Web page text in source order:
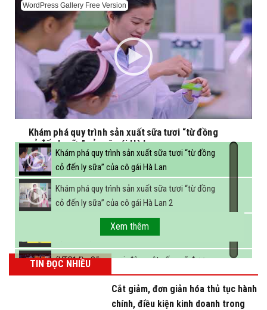
WordPress Gallery Free Version
Khám phá quy trình sản xuất sữa tươi “từ đồng
cỏ đến ly sữa” của cô gái Hà Lan
Khám phá quy trình sản xuất sữa tươi “từ đồng
cỏ đến ly sữa” của cô gái Hà Lan
Khám phá quy trình sản xuất sữa tươi “từ đồng
cỏ đến ly sữa” của cô gái Hà Lan 2
FBNC - Ngành sữa hướng tới mục tiêu 3,4 tỷ lít
sữa vào năm 2025
(VTC14) - Sữa ngoại, động vật sống sẽ được
miễn thuế nhập khẩu
Xem thêm
TIN ĐỌC NHIỀU
Cắt giảm, đơn giản hóa thủ tục hành
chính, điều kiện kinh doanh trong